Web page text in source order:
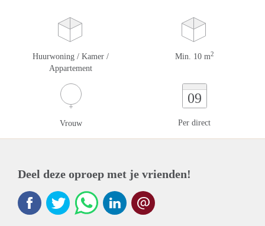
Huurwoning / Kamer /
Appartement
Min. 10 m2
Vrouw
09
Per direct
Deel deze oproep met je vrienden!